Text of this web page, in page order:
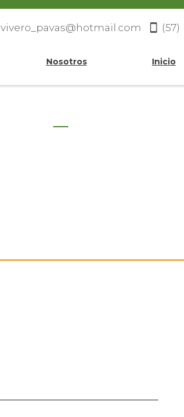
vivero_pavas@hotmail.com (57)
Nosotros Inicio